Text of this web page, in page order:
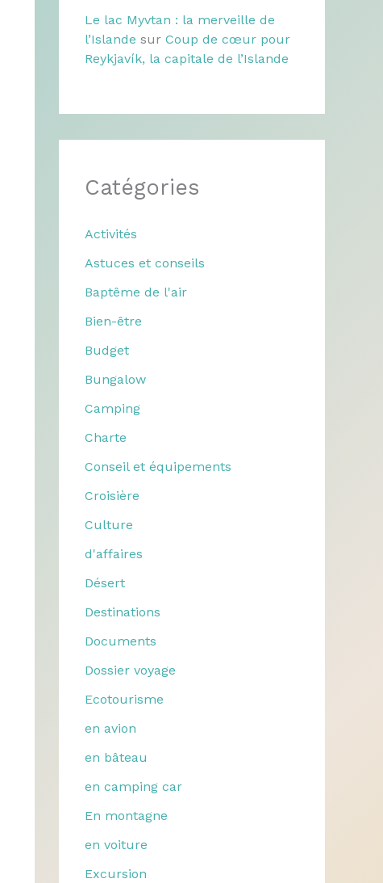
Le lac Myvtan : la merveille de
l’Islande sur Coup de cœur pour
Reykjavík, la capitale de l’Islande
Catégories
Activités
Astuces et conseils
Baptême de l'air
Bien-être
Budget
Bungalow
Camping
Charte
Conseil et équipements
Croisière
Culture
d'affaires
Désert
Destinations
Documents
Dossier voyage
Ecotourisme
en avion
en bâteau
en camping car
En montagne
en voiture
Excursion